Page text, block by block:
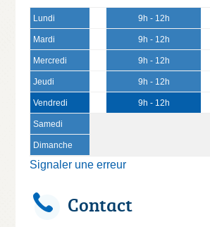
Lundi 9h - 12h
Mardi 9h - 12h
Mercredi 9h - 12h
Jeudi 9h - 12h
Vendredi 9h - 12h
Samedi
Dimanche
Signaler une erreur
Contact